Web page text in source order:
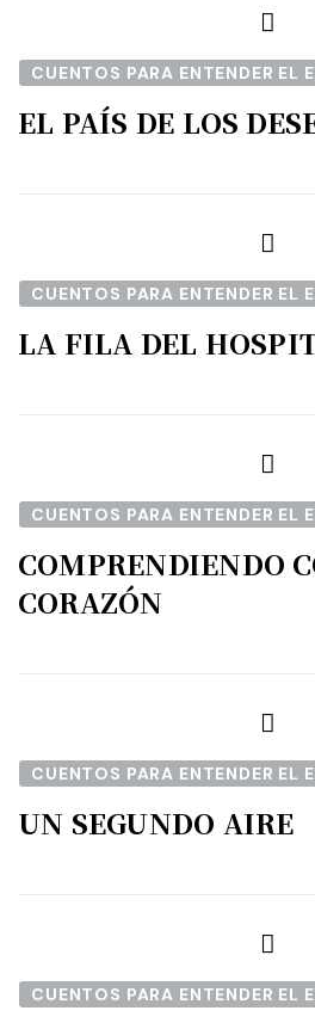
CUENTOS PARA ENTENDER EL
EL PAÍS DE LOS
CUENTOS PARA ENTENDER EL
LA FILA DEL
CUENTOS PARA ENTENDER EL
COMPRENDIENDO
CORAZÓN
CUENTOS PARA ENTENDER EL
UN SEGUNDO AIRE
CUENTOS PARA ENTENDER EL